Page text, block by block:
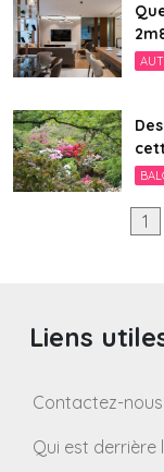
Pagination1
Liens
Contactez-nous
Qui est